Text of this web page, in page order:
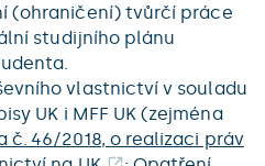
(ohraničení) tvůrčí práce
studijního plánu
vlastnictví v souladu
UK i MFF UK (zejména
č. 46/2018, o realizaci práv